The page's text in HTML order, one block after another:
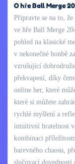
O hře Ball Merge
Připravte se na to,
ve hře Ball Merge
pohled na klasické
v nekonečné honbě
vzrušující
překvapení, díky
online her, které
které si můžete
rychlé myšlení a
intuitivní hratelnost
kombinaci
barevného chaosu,
slučovací dovednosti